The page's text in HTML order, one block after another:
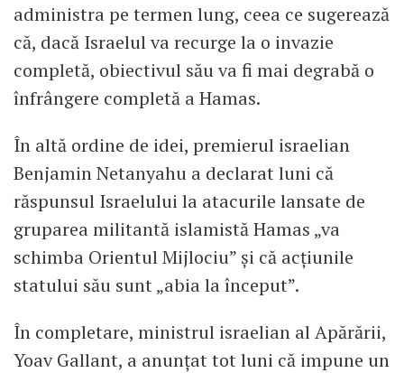
administra pe termen lung, ceea ce sugerează
că, dacă Israelul va recurge la o invazie
completă, obiectivul său va fi mai degrabă o
înfrângere completă a Hamas.
În altă ordine de idei, premierul israelian
Benjamin Netanyahu a declarat luni că
răspunsul Israelului la atacurile lansate de
gruparea militantă islamistă Hamas „va
schimba Orientul Mijlociu” și că acțiunile
statului său sunt „abia la început”.
În completare, ministrul israelian al Apărării,
Yoav Gallant, a anunţat tot luni că impune un